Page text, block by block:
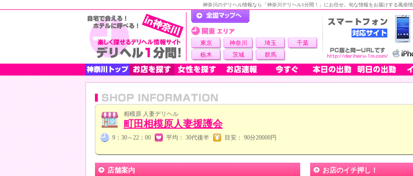
神奈川のデリヘル情報なら「神奈川デリヘル1分間！」にお任せ。旬な情報をお届けする風俗情
東京 神奈川 埼玉
千葉
栃木
茨城 群馬
相模原 人妻デリヘル
町田相模原人妻援護会
9：30～22：00 平均： 30代後半 目安： 90分20000円
店舗案内 お店のイチ押し！